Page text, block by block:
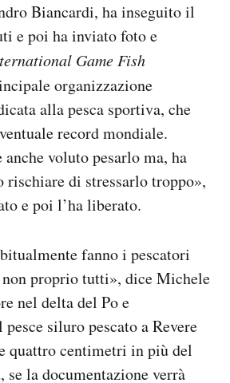
Biancardi, ha inseguito il
e poi ha inviato foto e
Game Fish
organizzazione
alla pesca sportiva, che
record mondiale.
voluto pesarlo ma, ha
rischiare di stressarlo troppo»,
e poi l’ha liberato.
fanno i pescatori
proprio tutti», dice Michele
nel delta del Po e
siluro pescato a Revere
quattro centimetri in più del
se la documentazione verrà